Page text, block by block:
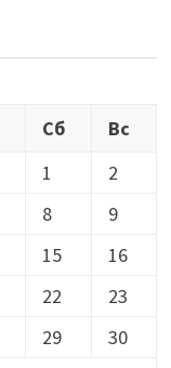
Сб
Вс
1
2
8
9
15
16
22
23
29
30